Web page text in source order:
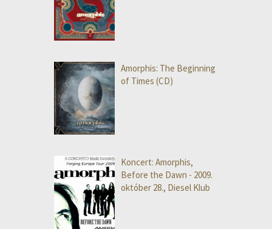
Amorphis: The Beginning
of Times (CD)
Koncert: Amorphis,
Before the Dawn - 2009.
október 28., Diesel Klub